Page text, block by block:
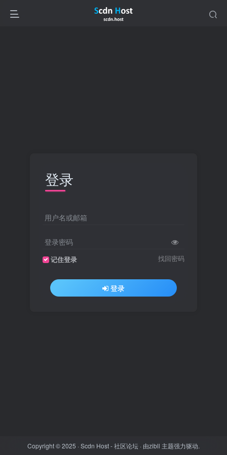
登录
用户名或邮箱
登录密码
记住登录 找回密码
登录
Copyright © 2025 ·Scdn Host - 社区论坛 · 由zibll 主题强力驱动.